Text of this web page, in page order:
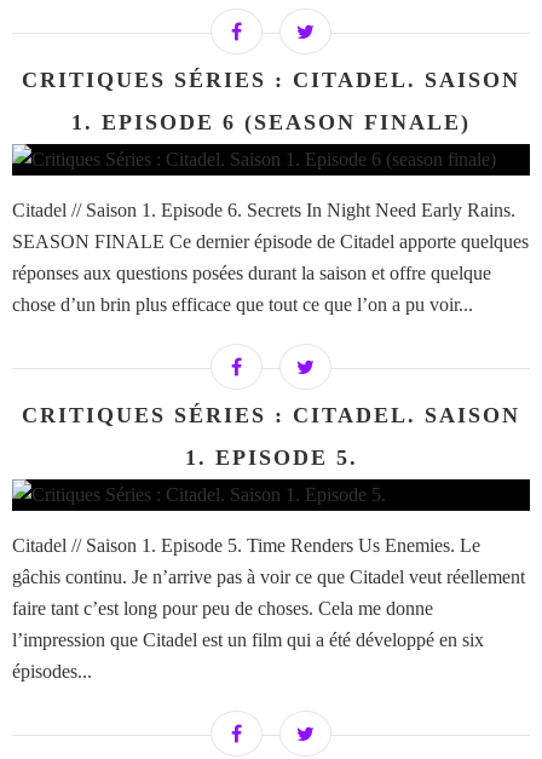
CRITIQUES SÉRIES : CITADEL. SAISON
1. EPISODE 6 (SEASON FINALE)
Citadel // Saison 1. Episode 6. Secrets In Night Need Early Rains.
SEASON FINALE Ce dernier épisode de Citadel apporte quelques
réponses aux questions posées durant la saison et offre quelque
chose d’un brin plus efficace que tout ce que l’on a pu voir...
CRITIQUES SÉRIES : CITADEL. SAISON
1. EPISODE 5.
Citadel // Saison 1. Episode 5. Time Renders Us Enemies. Le
gâchis continu. Je n’arrive pas à voir ce que Citadel veut réellement
faire tant c’est long pour peu de choses. Cela me donne
l’impression que Citadel est un film qui a été développé en six
épisodes...